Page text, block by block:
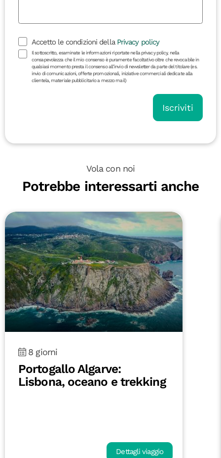
Accetto le condizioni della Privacy policy
Il sottoscritto, esaminate le informazioni riportate nella privacy policy, nella
consapevolezza che il mio consenso è puramente facoltativo oltre che revocabile in
qualsiasi momento presta il consenso all’invio di newsletter da parte del titolare (es.
invio di comunicazioni, offerte promozionali, iniziative commerciali dedicate alla
clientela, materiale pubblicitario a mezzo mail)
Iscriviti
Vola con noi
Potrebbe interessarti anche
8 giorni
Portogallo Algarve:
Lisbona, oceano e trekking
Dettagli viaggio